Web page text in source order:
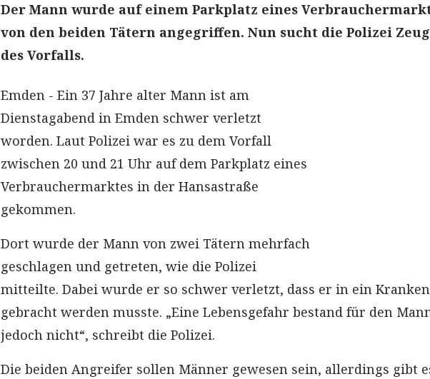
Der Mann wurde auf einem Parkplatz eines
von den beiden Tätern angegriffen. Nun sucht die Polizei
des Vorfalls.
Emden - Ein 37 Jahre alter Mann ist am
Dienstagabend in Emden schwer verletzt
worden. Laut Polizei war es zu dem Vorfall
zwischen 20 und 21 Uhr auf dem Parkplatz eines
Verbrauchermarktes in der Hansastraße
gekommen.
Dort wurde der Mann von zwei Tätern mehrfach
geschlagen und getreten, wie die Polizei
mitteilte. Dabei wurde er so schwer verletzt, dass er in ein
gebracht werden musste. „Eine Lebensgefahr bestand für den
jedoch nicht“, schreibt die Polizei.
Die beiden Angreifer sollen Männer gewesen sein, allerdings gibt